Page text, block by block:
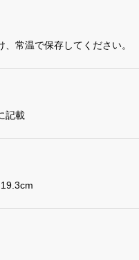
、常温で保存してください。
記載